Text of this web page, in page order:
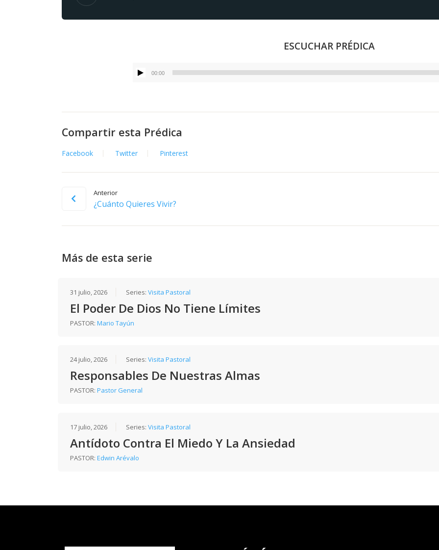
ESCUCHAR PRÉDICA
Reproductor
00:00
Compartir esta Prédica
Facebook Twitter Pinterest
Anterior
¿Cuánto Quieres Vivir?
Más de esta serie
31 julio, 2026 Series:Visita Pastoral
El Poder De Dios No Tiene Límites
PASTOR:Mario Tayún
24 julio, 2026 Series:Visita Pastoral
Responsables De Nuestras Almas
PASTOR:Pastor General
17 julio, 2026 Series:Visita Pastoral
Antídoto Contra El Miedo Y La Ansiedad
PASTOR:Edwin Arévalo